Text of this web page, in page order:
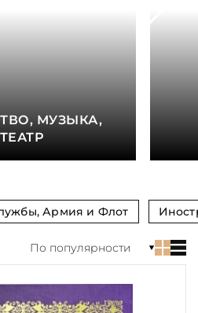
МУЗЫКА,
ТЕАТР
Армия и Флот
По популярности